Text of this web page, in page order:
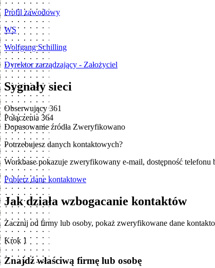
Profil zawodowy
WS
Wolfgang Schilling
Dyrektor zarządzający - Założyciel
Sygnały sieci
Obserwujący 361
Połączenia 364
Dopasowanie źródła Zweryfikowano
Potrzebujesz danych kontaktowych?
Workbase pokazuje zweryfikowany e-mail, dostępność
Pobierz dane kontaktowe
Jak działa wzbogacanie kontaktów
Zacznij od firmy lub osoby, pokaż zweryfikowane dane
Krok 1
Znajdź właściwą firmę lub osobę